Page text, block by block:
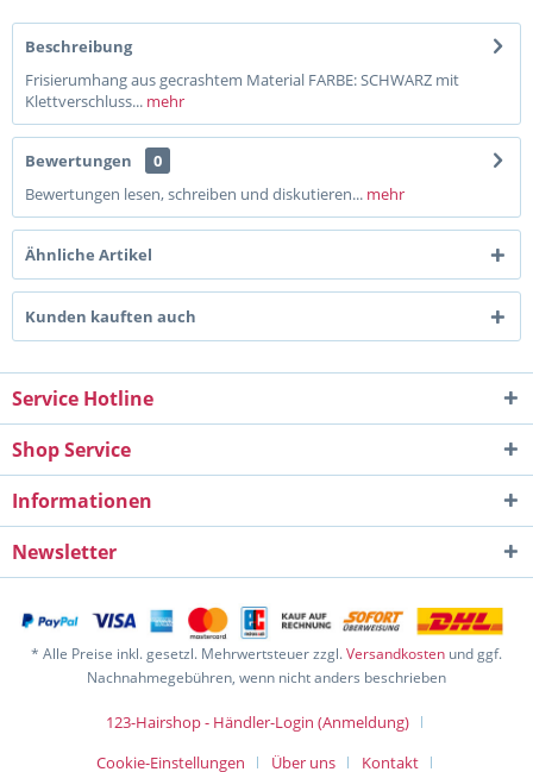
Beschreibung
Frisierumhang aus gecrashtem Material FARBE: SCHWARZ mit
Klettverschluss... mehr
Bewertungen
0
Bewertungen lesen, schreiben und diskutieren... mehr
Ähnliche Artikel
Kunden kauften auch
Service Hotline
Shop Service
Informationen
Newsletter
* Alle Preise inkl. gesetzl. Mehrwertsteuer zzgl.Versandkosten und ggf.
Nachnahmegebühren, wenn nicht anders beschrieben
123-Hairshop - Händler-Login (Anmeldung)
Cookie-Einstellungen
Über uns Kontakt